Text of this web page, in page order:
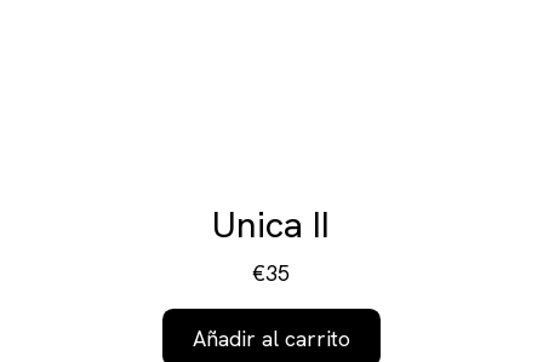
Unica II
€35
Añadir al carrito